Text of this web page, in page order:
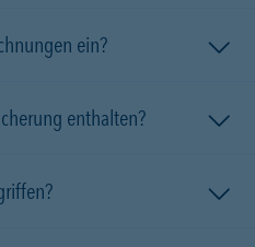
ein?
enthalten?